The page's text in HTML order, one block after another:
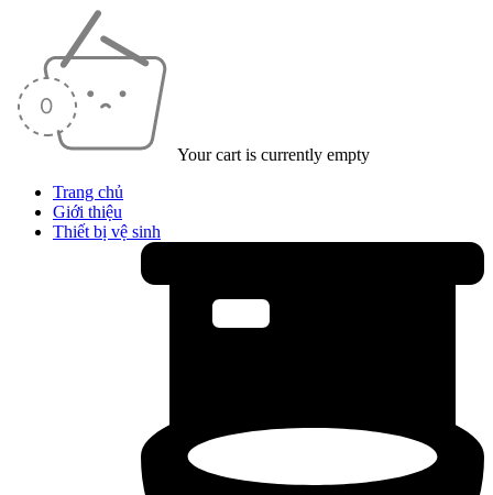
Your cart is currently empty
Trang chủ
Giới thiệu
Thiết bị vệ sinh